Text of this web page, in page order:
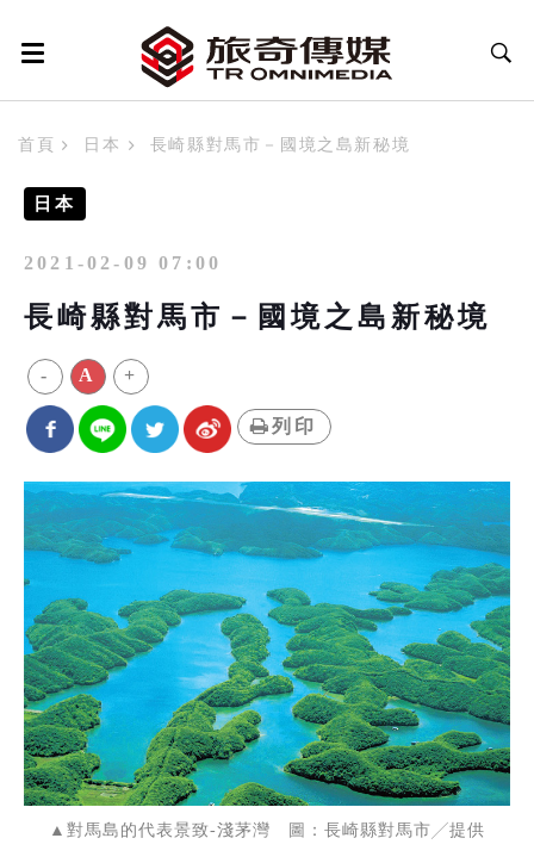
首頁 日本 長崎縣對馬市－國境之島新秘境
日本
2021-02-09 07:00
長崎縣對馬市－國境之島新秘境
- A +
列印
▲對馬島的代表景致-淺茅灣 圖：長崎縣對馬市╱提供